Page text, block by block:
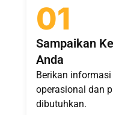
01
Sampaikan
Anda
Berikan
operasional dan
dibutuhkan.